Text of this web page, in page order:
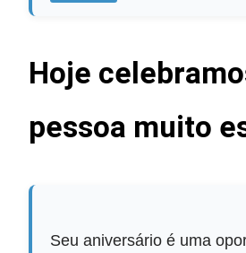
Hoje
pessoa muito
Seu aniversário é uma